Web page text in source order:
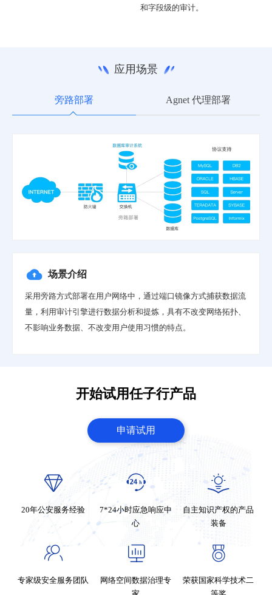
和字段级的审计。
应用场景
旁路部署 Agnet 代理部署
场景介绍
采用旁路方式部署在用户网络中，通过端口镜像方式捕获数据流
量，利用审计引擎进行数据分析和提炼，具有不改变网络拓扑、
不影响业务数据、不改变用户使用习惯的特点。
开始试用任子行产品
申请试用
20年公安服务经验
7*24小时应急响应中
心
自主知识产权的产品
装备
专家级安全服务团队
网络空间数据治理专
荣获国家科学技术二